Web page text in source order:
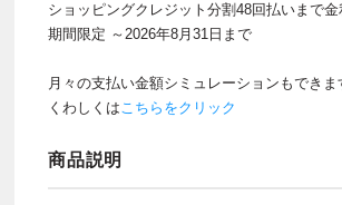
ショッピングクレジット分割48回払いまで金
期間限定 ～2026年8月31日まで
月々の支払い金額シミュレーションもできま
くわしくはこちらをクリック
商品説明